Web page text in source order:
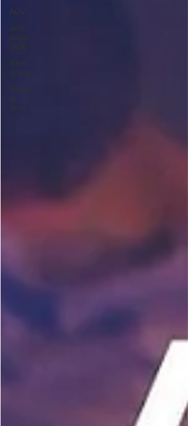
ADV
USA
New
entries
Vinum
et
Amo